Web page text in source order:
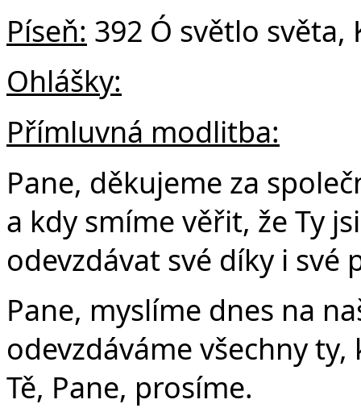
Píseň: 392 Ó světlo světa,
Ohlášky:
Přímluvná modlitba:
Pane, děkujeme za
a kdy smíme věřit, že Ty
odevzdávat své díky i své
Pane, myslíme dnes na
odevzdáváme všechny
Tě, Pane, prosíme.